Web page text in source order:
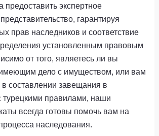
предоставить экспертное
гарантируя
прав наследников и соответствие
установленным правовым
от того, являетесь ли вы
дело с имуществом, или вам
составлении завещания в
турецкими правилами, наши
всегда готовы помочь вам на
наследования.